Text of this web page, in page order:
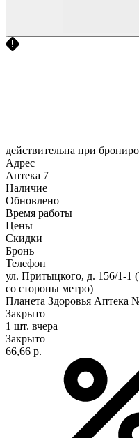
действительна при
Адрес
Аптека 7
Наличие
Обновлено
Время работы
Цены
Скидки
Бронь
Телефон
ул. Притыцкого, д. 156/1-1
со стороны метро)
Планета Здоровья Аптека
Закрыто
1 шт. вчера
Закрыто
66,66 р.